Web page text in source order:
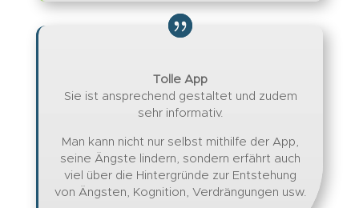
Tolle App
Sie ist ansprechend gestaltet und zudem
sehr informativ.
Man kann nicht nur selbst mithilfe der App,
seine Ängste lindern, sondern erfährt auch
viel über die Hintergründe zur Entstehung
von Ängsten, Kognition, Verdrängungen usw.